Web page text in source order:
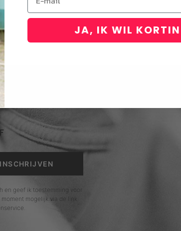
INSCHRIJVEN
en geef ik toestemming voor
mogelijk via de link
JA, IK WIL